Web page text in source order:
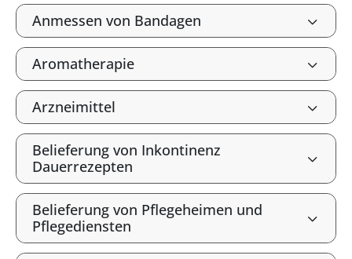
Anmessen von Bandagen
Aromatherapie
Arzneimittel
Belieferung von Inkontinenz
Dauerrezepten
Belieferung von Pflegeheimen und
Pflegediensten